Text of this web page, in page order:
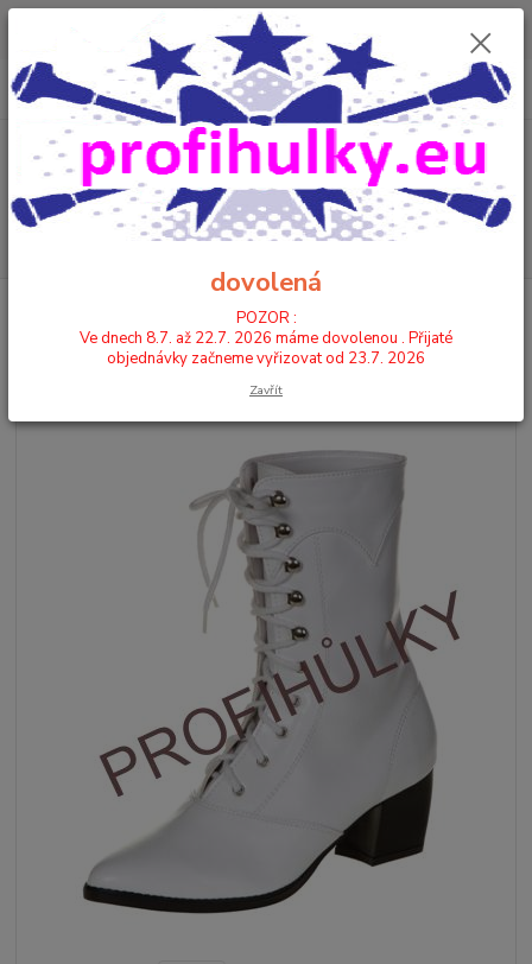
POZOR : Ve dnech 8.7. až 22.7. 2026 máme dovolenou . Přijaté
objednávky začneme vyřizovat od 23.7. 2026
Menu
CZK
+420 602 446 844 0ks
za0,00 Kč
9211 - KOŽENKA
dovolená
POZOR :
Ve dnech 8.7. až 22.7. 2026 máme dovolenou . Přijaté
objednávky začneme vyřizovat od 23.7. 2026
Zavřít